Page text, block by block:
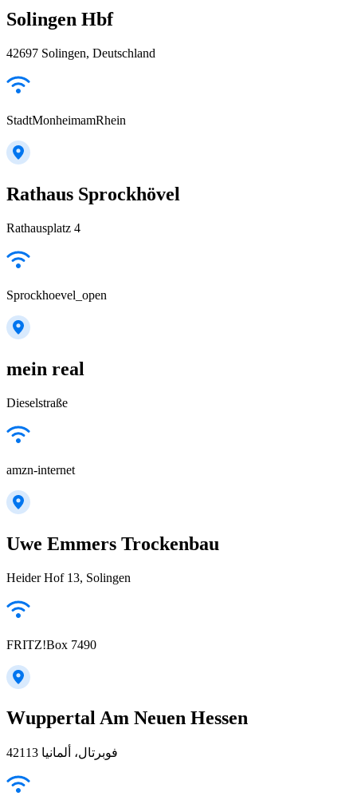
Solingen Hbf
42697 Solingen, Deutschland
StadtMonheimamRhein
Rathaus Sprockhövel
Rathausplatz 4
Sprockhoevel_open
mein real
Dieselstraße
amzn-internet
Uwe Emmers Trockenbau
Heider Hof 13, Solingen
FRITZ!Box 7490
Wuppertal Am Neuen Hessen
42113 فوبرتال، ألمانيا